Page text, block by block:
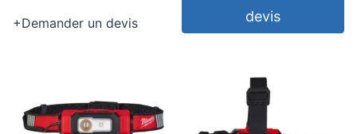
+Demander un devis
devis